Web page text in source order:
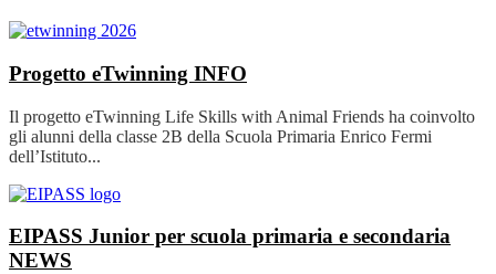
Progetto eTwinning INFO
Il progetto eTwinning Life Skills with Animal Friends ha coinvolto
gli alunni della classe 2B della Scuola Primaria Enrico Fermi
dell’Istituto...
EIPASS Junior per scuola primaria e secondaria
NEWS